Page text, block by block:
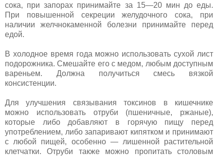
сока, при запорах принимайте за 15—20 мин до еды.
При повышенной секреции желудочного сока, при
наличии желчнокаменной болезни принимайте перед
едой.
В холодное время года можно использовать сухой лист
подорожника. Смешайте его с медом, любым доступным
вареньем. Должна получиться смесь вязкой
консистенции.
Для улучшения связывания токсинов в кишечнике
можно использовать отруби (пшеничные, ржаные),
которые либо добавляют в горячую пищу перед
употреблением, либо запаривают кипятком и принимают
с любой пищей, особенно — лишенной растительной
клетчатки. Отруби также можно пропитать столовым